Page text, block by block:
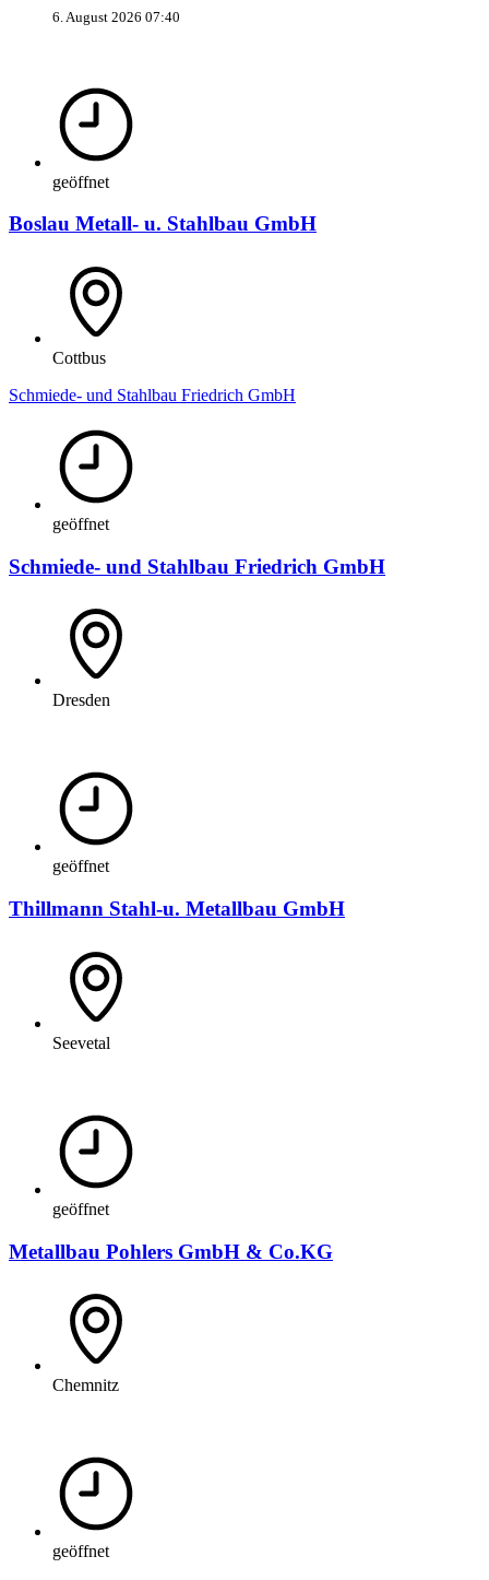
6. August 2026 07:40
geöffnet
Boslau Metall- u. Stahlbau GmbH
Cottbus
Schmiede- und Stahlbau Friedrich GmbH
geöffnet
Schmiede- und Stahlbau Friedrich GmbH
Dresden
geöffnet
Thillmann Stahl-u. Metallbau GmbH
Seevetal
geöffnet
Metallbau Pohlers GmbH & Co.KG
Chemnitz
geöffnet